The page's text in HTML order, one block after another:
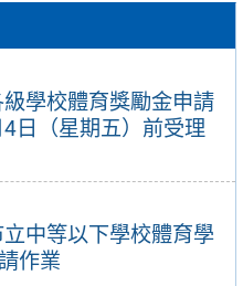
學校體育獎勵金申請
日（星期五）前受理
中等以下學校體育學
作業